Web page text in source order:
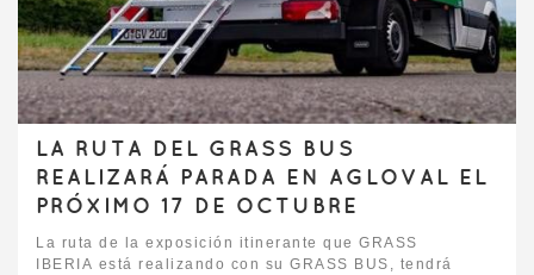
LA RUTA DEL GRASS BUS
REALIZARÁ PARADA EN AGLOVAL EL
PRÓXIMO 17 DE OCTUBRE
La ruta de la exposición itinerante que GRASS
IBERIA está realizando con su GRASS BUS, tendrá